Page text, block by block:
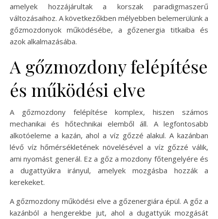
amelyek hozzájárultak a korszak paradigmaszerű
változásaihoz. A következőkben mélyebben belemerülünk a
gőzmozdonyok működésébe, a gőzenergia titkaiba és
azok alkalmazásába.
A gőzmozdony felépítése
és működési elve
A gőzmozdony felépítése komplex, hiszen számos
mechanikai és hőtechnikai elemből áll. A legfontosabb
alkotóeleme a kazán, ahol a víz gőzzé alakul. A kazánban
lévő víz hőmérsékletének növelésével a víz gőzzé válik,
ami nyomást generál. Ez a gőz a mozdony főtengelyére és
a dugattyúkra irányul, amelyek mozgásba hozzák a
kerekeket.
A gőzmozdony működési elve a gőzenergiára épül. A gőz a
kazánból a hengerekbe jut, ahol a dugattyúk mozgását